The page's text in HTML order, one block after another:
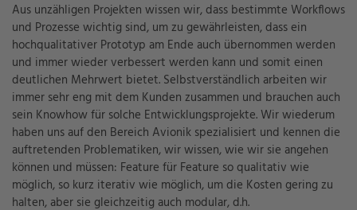
Aus unzähligen Projekten wissen wir, dass bestimmte Workflows
und Prozesse wichtig sind, um zu gewährleisten, dass ein
hochqualitativer Prototyp am Ende auch übernommen werden
und immer wieder verbessert werden kann und somit einen
deutlichen Mehrwert bietet. Selbstverständlich arbeiten wir
immer sehr eng mit dem Kunden zusammen und brauchen auch
sein Knowhow für solche Entwicklungsprojekte. Wir wiederum
haben uns auf den Bereich Avionik spezialisiert und kennen die
auftretenden Problematiken, wir wissen, wie wir sie angehen
können und müssen: Feature für Feature so qualitativ wie
möglich, so kurz iterativ wie möglich, um die Kosten gering zu
halten, aber sie gleichzeitig auch modular, d.h.